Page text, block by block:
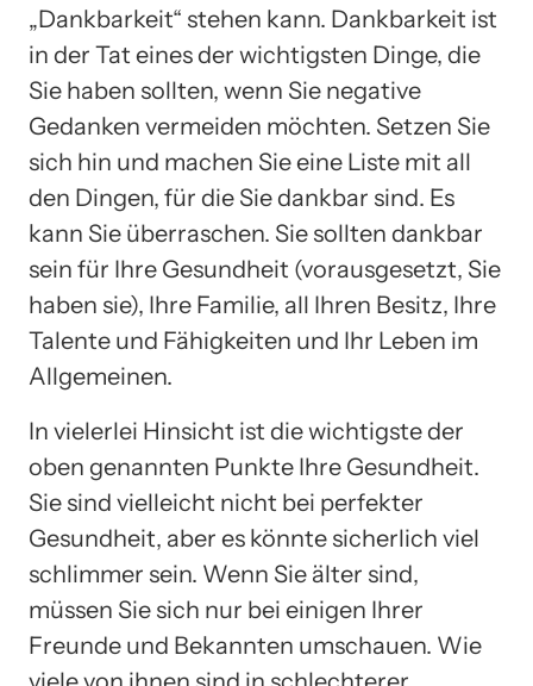
„Dankbarkeit“ stehen kann. Dankbarkeit ist
in der Tat eines der wichtigsten Dinge, die
Sie haben sollten, wenn Sie negative
Gedanken vermeiden möchten. Setzen Sie
sich hin und machen Sie eine Liste mit all
den Dingen, für die Sie dankbar sind. Es
kann Sie überraschen. Sie sollten dankbar
sein für Ihre Gesundheit (vorausgesetzt, Sie
haben sie), Ihre Familie, all Ihren Besitz, Ihre
Talente und Fähigkeiten und Ihr Leben im
Allgemeinen.
In vielerlei Hinsicht ist die wichtigste der
oben genannten Punkte Ihre Gesundheit.
Sie sind vielleicht nicht bei perfekter
Gesundheit, aber es könnte sicherlich viel
schlimmer sein. Wenn Sie älter sind,
müssen Sie sich nur bei einigen Ihrer
Freunde und Bekannten umschauen. Wie